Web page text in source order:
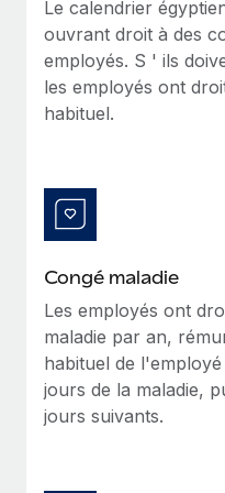
Création d’entité
Établissez des entités
conformité
Mobilité et
Avantages sociaux
Gérez facilement les
Intégration Remote
l’international, le
plateforme
Impact Les clients
embaucher et gérer les
Explorer le blog
freelances Plus
Remote a toujours pour
En savoir plus
Comment Phiture
répartis dans 19
Le calendrier
ouvrant droit à des
employés. S ' ils
les employés ont
habituel.
Congé maladie
Les employés ont
maladie par an,
habituel de
jours de la maladie,
jours suivants.